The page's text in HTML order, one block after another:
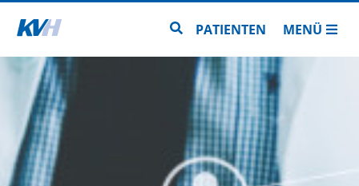
Zur Startseite Zur Seitensuche
PATIENTEN MENÜ